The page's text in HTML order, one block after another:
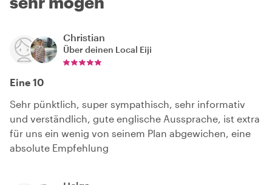
Christian
Über deinen Local Eiji
Eine 10
Sehr pünktlich, super sympathisch, sehr informativ
und verständlich, gute englische Aussprache, ist extra
für uns ein wenig von seinem Plan abgewichen, eine
absolute Empfehlung